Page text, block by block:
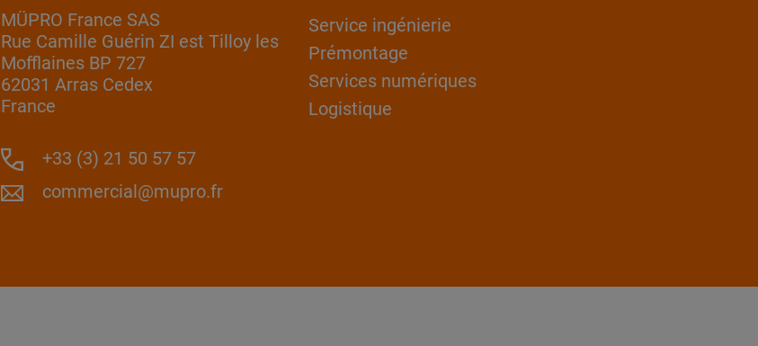
MÜPRO France SAS
Rue Camille Guérin ZI est Tilloy les
Mofflaines BP 727
62031 Arras Cedex
France
+33 (3) 21 50 57 57
commercial@mupro.fr
Service ingénierie
Prémontage
Services numériques
Logistique